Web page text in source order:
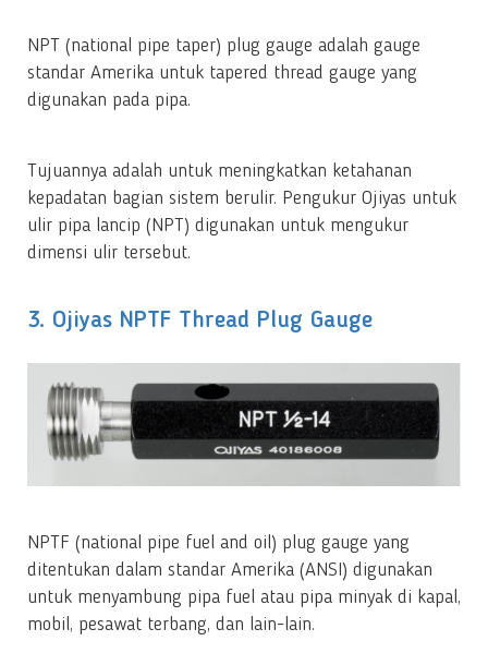
NPT (national pipe taper) plug gauge adalah gauge
standar Amerika untuk tapered thread gauge yang
digunakan pada pipa.
Tujuannya adalah untuk meningkatkan ketahanan
kepadatan bagian sistem berulir. Pengukur Ojiyas untuk
ulir pipa lancip (NPT) digunakan untuk mengukur
dimensi ulir tersebut.
3. Ojiyas NPTF Thread Plug Gauge
NPTF (national pipe fuel and oil) plug gauge yang
ditentukan dalam standar Amerika (ANSI) digunakan
untuk menyambung pipa fuel atau pipa minyak di kapal,
mobil, pesawat terbang, dan lain-lain.